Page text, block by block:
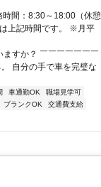
間：8:30～18:00（休憩
上記時間です。 ※月平
すか？ ￣￣￣￣￣￣￣
自分の手で車を完璧な
車通勤OK
職場見学可
ブランクOK
交通費支給